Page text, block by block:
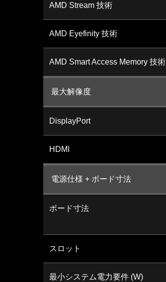
AMD Stream 技術
AMD Eyefinity 技術
AMD Smart Access Memory 技術
最大解像度
DisplayPort
HDMI
電源仕様 + ボード寸法
ボード寸法
スロット
最小システム電力要件 (W)